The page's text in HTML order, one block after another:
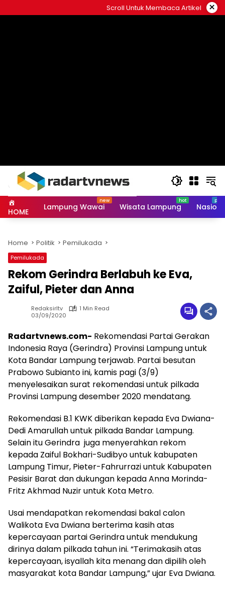
to
Scroll Untuk Membaca Artikel ×
HOME Lampung Wawai Wisata Lampung
Home Politik Pemilukada
Pemilukada
Rekom Gerindra Berlabuh ke Eva,
Zaiful, Pieter dan Anna
Redaksirltv
1 Min Read
03/09/2020
Radartvnews.com- Rekomendasi Partai Gerakan
Indonesia Raya (Gerindra) Provinsi Lampung untuk
Kota Bandar Lampung terjawab. Partai besutan
Prabowo Subianto ini, kamis pagi (3/9)
menyelesaikan surat rekomendasi untuk pilkada
Provinsi Lampung desember 2020 mendatang.
Rekomendasi B.1 KWK diberikan kepada Eva Dwiana-
Dedi Amarullah untuk pilkada Bandar Lampung.
Selain itu Gerindra juga menyerahkan rekom
kepada Zaiful Bokhari-Sudibyo untuk kabupaten
Lampung Timur, Pieter-Fahrurrazi untuk Kabupaten
Pesisir Barat dan dukungan kepada Anna Morinda-
Fritz Akhmad Nuzir untuk Kota Metro.
Usai mendapatkan rekomendasi bakal calon
Walikota Eva Dwiana berterima kasih atas
kepercayaan partai Gerindra untuk mendukung
dirinya dalam pilkada tahun ini. “Terimakasih atas
kepercayaan, isyallah kita menang dan dipilih oleh
masyarakat kota Bandar Lampung,” ujar Eva Dwiana.